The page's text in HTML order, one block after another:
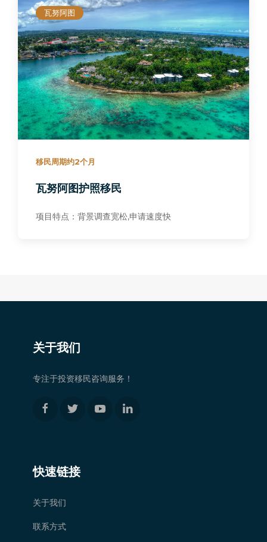
瓦努阿图
移民周期约2个月
瓦努阿图护照移民
项目特点：背景调查宽松,申请速度快
关于我们
专注于投资移民咨询服务！
快速链接
关于我们
联系方式